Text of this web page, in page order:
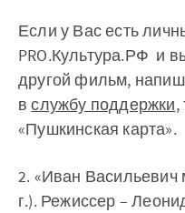
Если у Вас есть
PRO.Культура.РФ и
другой фильм,
вслужбу поддержки,
«Пушкинская карта».
2. «Иван Васильевич
г.). Режиссер –